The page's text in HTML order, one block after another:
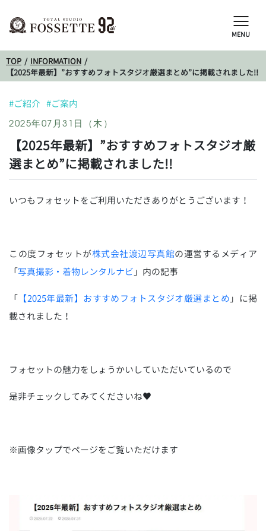
MENU
TOP
INFORMATION
【2025年最新】”おすすめフォトスタジオ厳選まとめ”に掲載されました!!
#ご紹介 #ご案内
2025年07月31日（木）
【2025年最新】”おすすめフォトスタジオ厳
選まとめ”に掲載されました!!
いつもフォセットをご利用いただきありがとうございます！
この度フォセットが株式会社渡辺写真館の運営するメディア
「写真撮影・着物レンタルナビ 」内の記事
「 【2025年最新】おすすめフォトスタジオ厳選まとめ 」に掲
載されました！
フォセットの魅力をしょうかいしていただいているので
是非チェックしてみてくださいね♥
※画像タップでページをご覧いただけます